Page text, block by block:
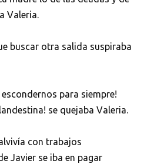
Valeria.
buscar otra salida suspiraba
escondernos para siempre!
se quejaba Valeria.
con trabajos
Javier se iba en pagar